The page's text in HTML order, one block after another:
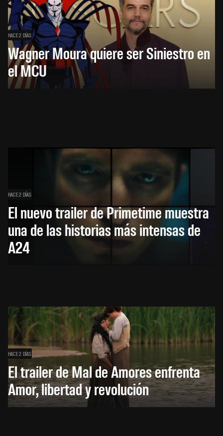
HACE 2 DÍAS
Wagner Moura quiere ser Siniestro en
el MCU
HACE 2 DÍAS
El nuevo trailer de Primetime muestra
una de las historias más intensas de
A24
HACE 2 DÍAS
El trailer de Mal de Amores enfrenta
Amor, libertad y revolución